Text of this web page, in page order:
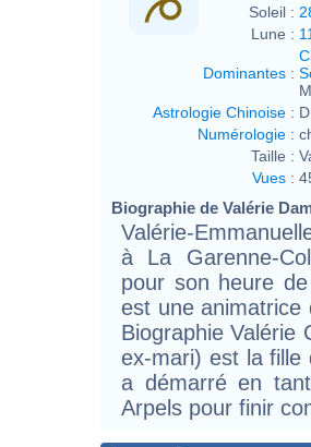
Soleil :
Lune :
Dominantes :
Astrologie Chinoise :
Numérologie :
Taille :
Vues :
Biographie de Valérie
Valérie-
à La Garenne-
pour son heure
est une animatrice
Biographie Valérie
ex-mari) est la fille
a démarré en
Arpels pour finir